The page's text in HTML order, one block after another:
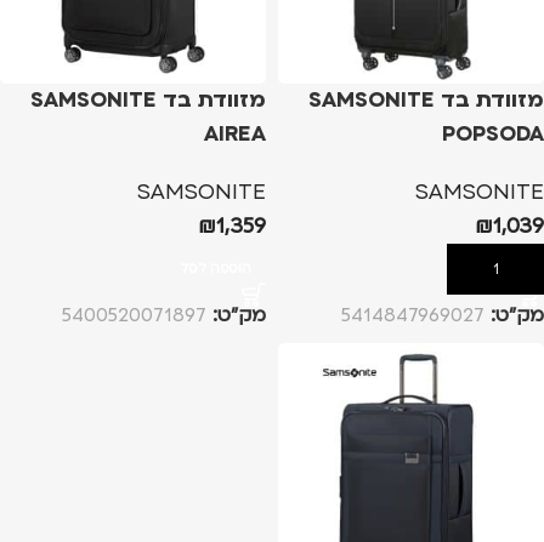
מזוודת בד SAMSONITE
POPSODA
SAMSONITE
₪1,039
הוספה לסל
מק”ט: 5414847969027
מזוודת בד SAMSONITE
AIREA
SAMSONITE
₪1,359
מק”ט: 5400520071897